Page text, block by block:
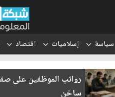
سياسة إسلاميات اقتصاد
رواتب الموظفين على صفيح
ساخن